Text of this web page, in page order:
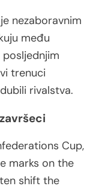
nezaboravnim
među
trenuci
rivalstva.
Cup,
marks on the
shift the